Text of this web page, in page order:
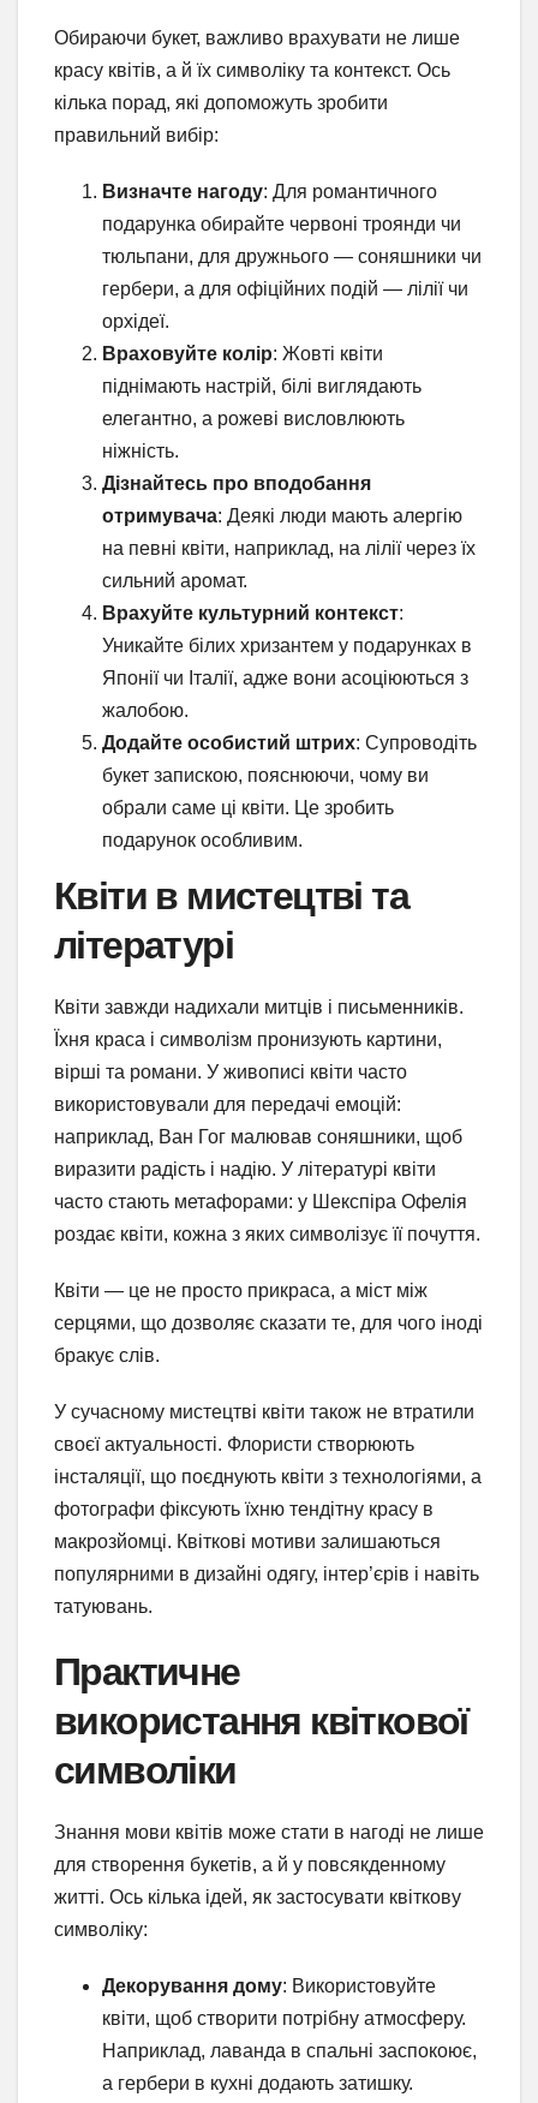
Обираючи букет, важливо врахувати не лише
красу квітів, а й їх символіку та контекст. Ось
кілька порад, які допоможуть зробити
правильний вибір:
Визначте нагоду: Для романтичного
подарунка обирайте червоні троянди чи
тюльпани, для дружнього — соняшники чи
гербери, а для офіційних подій — лілії чи
орхідеї.
Враховуйте колір: Жовті квіти
піднімають настрій, білі виглядають
елегантно, а рожеві висловлюють
ніжність.
Дізнайтесь про вподобання
отримувача: Деякі люди мають алергію
на певні квіти, наприклад, на лілії через їх
сильний аромат.
Врахуйте культурний контекст:
Уникайте білих хризантем у подарунках в
Японії чи Італії, адже вони асоціюються з
жалобою.
Додайте особистий штрих: Супроводіть
букет запискою, пояснюючи, чому ви
обрали саме ці квіти. Це зробить
подарунок особливим.
Квіти в мистецтві та
літературі
Квіти завжди надихали митців і письменників.
Їхня краса і символізм пронизують картини,
вірші та романи. У живописі квіти часто
використовували для передачі емоцій:
наприклад, Ван Гог малював соняшники, щоб
виразити радість і надію. У літературі квіти
часто стають метафорами: у Шекспіра Офелія
роздає квіти, кожна з яких символізує її почуття.
Квіти — це не просто прикраса, а міст між
серцями, що дозволяє сказати те, для чого іноді
бракує слів.
У сучасному мистецтві квіти також не втратили
своєї актуальності. Флористи створюють
інсталяції, що поєднують квіти з технологіями, а
фотографи фіксують їхню тендітну красу в
макрозйомці. Квіткові мотиви залишаються
популярними в дизайні одягу, інтер’єрів і навіть
татуювань.
Практичне
використання квіткової
символіки
Знання мови квітів може стати в нагоді не лише
для створення букетів, а й у повсякденному
житті. Ось кілька ідей, як застосувати квіткову
символіку:
Декорування дому: Використовуйте
квіти, щоб створити потрібну атмосферу.
Наприклад, лаванда в спальні заспокоює,
а гербери в кухні додають затишку.